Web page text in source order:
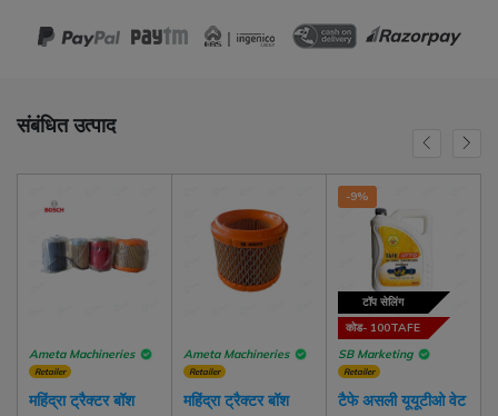
संबंधित उत्पाद
Ameta Machineries
Retailer
महिंद्रा ट्रैक्टर बॉश
Ameta Machineries
Retailer
महिंद्रा ट्रैक्टर बॉश
टॉप सेलिंग
कोड- 100TAFE
-9%
SB Marketing
Retailer
टैफे असली यूयूटीओ वेट